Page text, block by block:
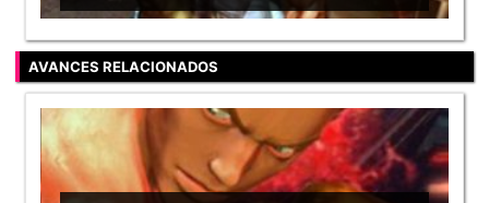
AVANCES RELACIONADOS